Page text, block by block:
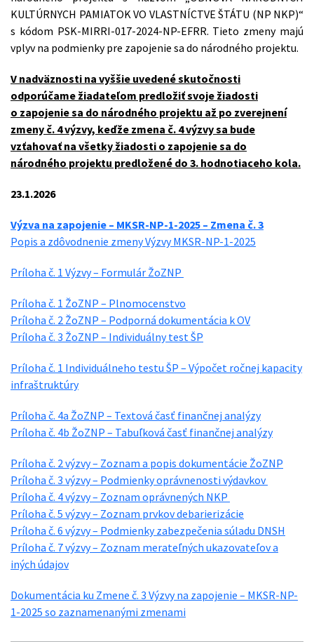
KULTÚRNYCH PAMIATOK VO VLASTNÍCTVE ŠTÁTU (NP NKP)“
s kódom PSK-MIRRI-017-2024-NP-EFRR. Tieto zmeny majú
vplyv na podmienky pre zapojenie sa do národného projektu.
V nadväznosti na vyššie uvedené skutočnosti
odporúčame žiadateľom predložiť svoje žiadosti
o zapojenie sa do národného projektu až po zverejnení
zmeny č. 4 výzvy, keďže zmena č. 4 výzvy sa bude
vzťahovať na všetky žiadosti o zapojenie sa do
národného projektu predložené do 3. hodnotiaceho kola.
23.1.2026
Výzva na zapojenie – MKSR-NP-1-2025 – Zmena č. 3
Popis a zdôvodnenie zmeny Výzvy MKSR-NP-1-2025
Príloha č. 1 Výzvy – Formulár ŽoZNP
Príloha č. 1 ŽoZNP – Plnomocenstvo
Príloha č. 2 ŽoZNP – Podporná dokumentácia k OV
Príloha č. 3 ŽoZNP – Individuálny test ŠP
Príloha č. 1 Individuálneho testu ŠP – Výpočet ročnej kapacity
infraštruktúry
Príloha č. 4a ŽoZNP – Textová časť finančnej analýzy
Príloha č. 4b ŽoZNP – Tabuľková časť finančnej analýzy
Príloha č. 2 výzvy – Zoznam a popis dokumentácie ŽoZNP
Príloha č. 3 výzvy – Podmienky oprávnenosti výdavkov
Príloha č. 4 výzvy – Zoznam oprávnených NKP
Príloha č. 5 výzvy – Zoznam prvkov debarierizácie
Príloha č. 6 výzvy – Podmienky zabezpečenia súladu DNSH
Príloha č. 7 výzvy – Zoznam merateľných ukazovateľov a
iných údajov
Dokumentácia ku Zmene č. 3 Výzvy na zapojenie – MKSR-NP-
1-2025 so zaznamenanými zmenami